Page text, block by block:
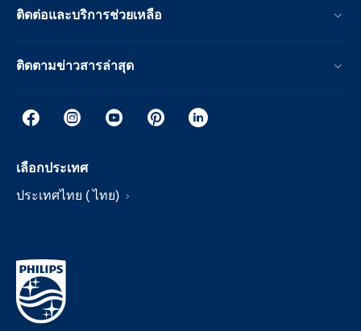
ติดต่อและบริการช่วยเหลือ
ติดตามข่าวสารล่าสุด
เลือกประเทศ
ประเทศไทย ( ไทย)